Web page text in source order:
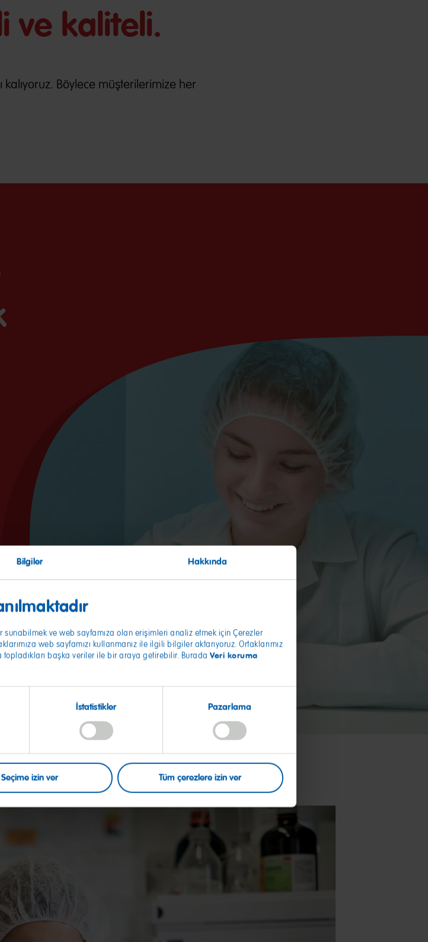
Bilgiler Hakkında
ve web sayfamıza olan erişimleri analiz etmek için Çerezler
web sayfamızı kullanmanız ile ilgili bilgiler aktarıyoruz. Ortaklarımız
topladıkları başka veriler ile bir araya getirebilir. Burada Veri koruma
İstatistikler Pazarlama
Seçime izin ver Tüm çerezlere izin ver
ve kaliteli.
kalıyoruz. Böylece müşterilerimize her